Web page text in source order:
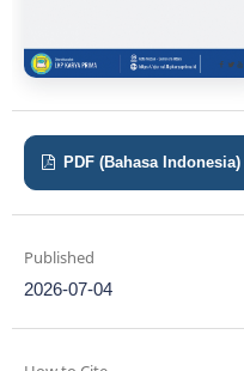
PDF (Bahasa Indonesia)
Published
2026-07-04